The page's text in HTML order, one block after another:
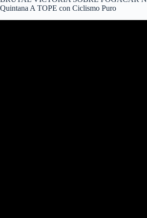
Quintana A TOPE con Ciclismo Puro